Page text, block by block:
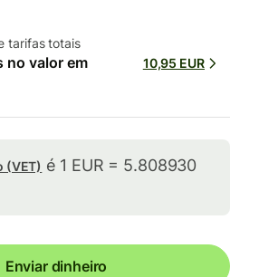
tarifas totais
no valor em
10,95 EUR
(VET) é 1 EUR = 5.808930
Enviar dinheiro